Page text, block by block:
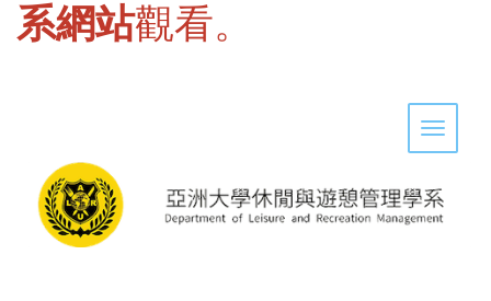
系網站觀看。
Toggle